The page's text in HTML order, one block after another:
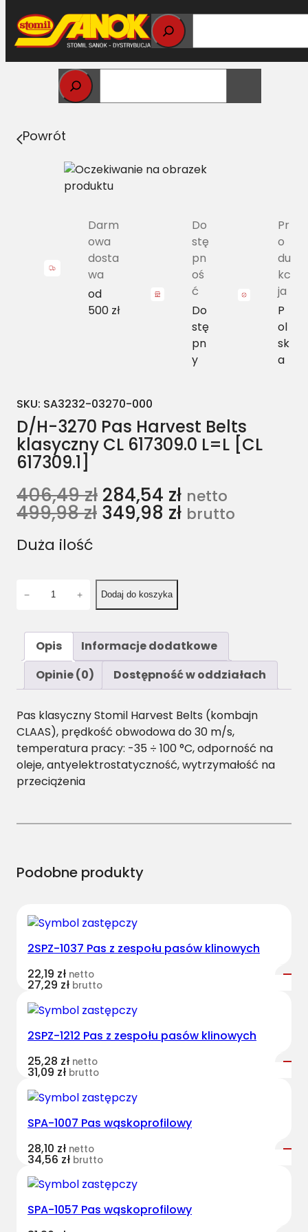
Przejdź
do
treści
Strona główna>
klasyczny CL 617309.0 L=L [CL 617309.1]
Powrót
Darm
owa
dosta
wa
od
500 zł
Do
stę
pn
oś
ć
Do
stę
pn
y
Pr
o
du
kc
ja
P
ol
sk
a
SKU: SA3232-03270-000
D/H-3270 Pas Harvest Belts
klasyczny CL 617309.0 L=L [CL
617309.1]
406,49zł 284,54 zł netto
499,98zł 349,98 zł brutto
Duża ilość
/
-
3
2
7
0
a
− + Dodaj do koszyka
Opis
Informacje dodatkowe
Opinie (0)
Dostępność w oddziałach
Pas klasyczny Stomil Harvest Belts (kombajn
CLAAS), prędkość obwodowa do 30 m/s,
temperatura pracy: -35 ÷ 100 °C, odporność na
oleje, antyelektrostatyczność, wytrzymałość na
przeciążenia
Podobne produkty
2SPZ-1037 Pas z zespołu pasów klinowych
22,19 zł netto
27,29 zł brutto
2SPZ-1212 Pas z zespołu pasów klinowych
25,28 zł netto
31,09 zł brutto
SPA-1007 Pas wąskoprofilowy
28,10 zł netto
34,56 zł brutto
SPA-1057 Pas wąskoprofilowy